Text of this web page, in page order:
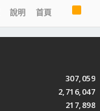
說明 首頁
R
S
S
307,059
2,716,047
217,898